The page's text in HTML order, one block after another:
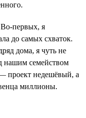
Во-первых, я
до самых схваток.
дома, я чуть не
нашим семейством
проект недешёвый, а
миллионы.